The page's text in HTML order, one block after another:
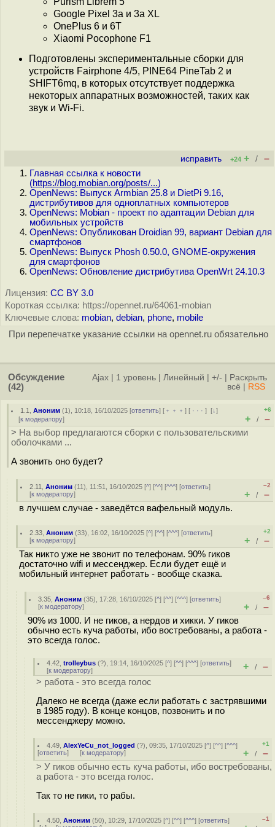
Google Pixel 3a и 3a XL
OnePlus 6 и 6T
Xiaomi Pocophone F1
Подготовлены экспериментальные сборки для
устройств Fairphone 4/5, PINE64 PineTab 2 и
SHIFT6mq, в которых отсутствует поддержка
некоторых аппаратных возможностей, таких как
звук и Wi-Fi.
исправить +24 + / –
Главная ссылка к новости
(https://blog.mobian.org/posts/...)
OpenNews: Выпуск Armbian 25.8 и DietPi 9.16,
дистрибутивов для одноплатных компьютеров
OpenNews: Mobian - проект по адаптации Debian для
мобильных устройств
OpenNews: Опубликован Droidian 99, вариант Debian для
смартфонов
OpenNews: Выпуск Phosh 0.50.0, GNOME-окружения
для смартфонов
OpenNews: Обновление дистрибутива OpenWrt 24.10.3
Лицензия: CC BY 3.0
Короткая ссылка: https://opennet.ru/64061-mobian
Ключевые слова: mobian, debian, phone, mobile
При перепечатке указание ссылки на opennet.ru обязательно
Обсуждение
(42)
Ajax 1 уровень Линейный +/-
Раскрыть
всё
RSS
1.1 ,Аноним (1), 10:18, 16/10/2025 [ответить] [ ﹢﹢﹢] [ · · ·][↓]
[к модератору]
+6
+ / –
> На выбор предлагаются сборки с пользовательскими
оболочками ...
А звонить оно будет?
2.11 ,Аноним (11), 11:51, 16/10/2025 [^] [^^] [^^^] [ответить]
[к модератору]
–2
+ / –
в лучшем случае - заведётся вафельный модуль.
2.33 ,Аноним (33), 16:02, 16/10/2025 [^] [^^] [^^^] [ответить]
[к модератору]
+2
+ / –
Так никто уже не звонит по телефонам. 90% гиков
достаточно wifi и мессенджер. Если будет ещё и
мобильный интернет работать - вообще сказка.
3.35 ,Аноним (35), 17:28, 16/10/2025 [^] [^^] [^^^] [ответить]
[к модератору]
–6
+ / –
90% из 1000. И не гиков, а нердов и хикки. У гиков
обычно есть куча работы, ибо востребованы, а работа -
это всегда голос.
4.42 ,trolleybus (?), 19:14, 16/10/2025 [^] [^^] [^^^] [ответить]
[к модератору] + / –
> работа - это всегда голос
Далеко не всегда (даже если работать с застрявшими
в 1985 году). В конце концов, позвонить и по
мессенджеру можно.
4.49 ,AlexYeCu_not_logged (?), 09:35, 17/10/2025 [^] [^^] [^^^]
[ответить] [к модератору]
+1
+ / –
> У гиков обычно есть куча работы, ибо востребованы,
а работа - это всегда голос.
Так то не гики, то рабы.
4.50 ,Аноним (50), 10:29, 17/10/2025 [^] [^^] [^^^] [ответить]
–1